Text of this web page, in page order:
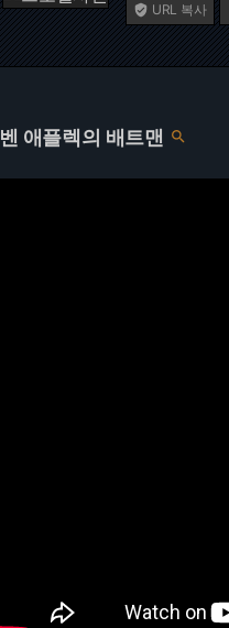
 URL 복사
벤 애플렉의 배트맨 